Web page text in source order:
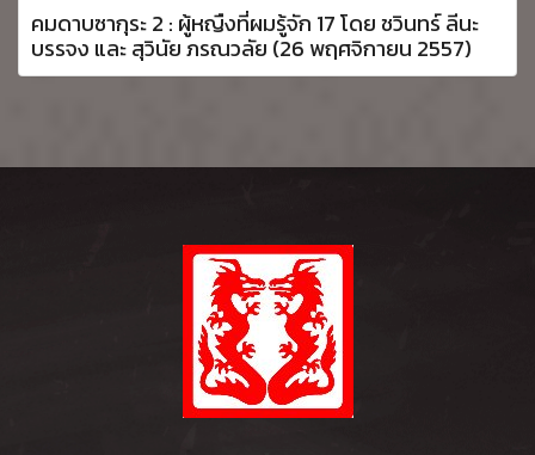
คมดาบซากุระ 2 : ผู้หญืงที่ผมรู้จัก 17 โดย ชวินทร์ ลีนะ
บรรจง และ สุวินัย ภรณวลัย (26 พฤศจิกายน 2557)